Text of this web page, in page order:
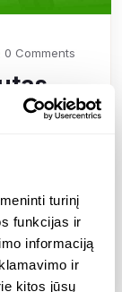
turinį
funkcijas ir
informaciją
ir
kitos jūsų
0 Comments
local